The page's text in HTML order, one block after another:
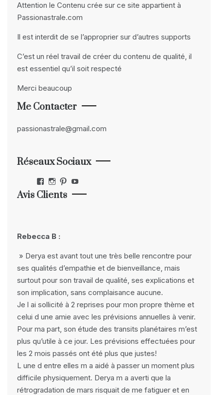
Attention le Contenu crée sur ce site appartient à
Passionastrale.com
Il est interdit de se l’approprier sur d’autres supports
C’est un réel travail de créer du contenu de qualité, il
est essentiel qu’il soit respecté
Merci beaucoup
Me Contacter
passionastrale@gmail.com
Réseaux Sociaux
Facebook
Instagram
Pinterest
YouTube
Avis Clients
Rebecca B :
» Derya est avant tout une très belle rencontre pour
ses qualités d’empathie et de bienveillance, mais
surtout pour son travail de qualité, ses explications et
son implication, sans complaisance aucune.
Je l ai sollicité à 2 reprises pour mon propre thème et
celui d une amie avec les prévisions annuelles à venir.
Pour ma part, son étude des transits planétaires m’est
plus qu’utile à ce jour. Les prévisions effectuées pour
les 2 mois passés ont été plus que justes!
L une d entre elles m a aidé à passer un moment plus
difficile physiquement. Derya m a averti que la
rétrogradation de mars risquait de me fatiguer et en